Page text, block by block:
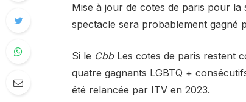
Mise à jour de cotes de paris pour la
spectacle sera probablement gagné
Si le Cbb Les cotes de paris restent
quatre gagnants LGBTQ +
été relancée par ITV en 2023.